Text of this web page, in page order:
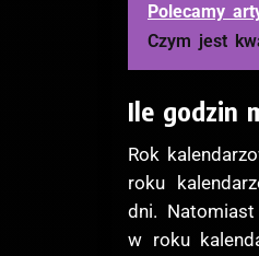
Polecamy
Czym jest
Ile godzin
Rok
roku
dni.
w roku